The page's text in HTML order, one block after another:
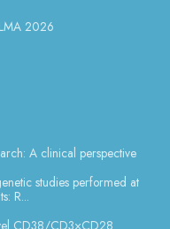
2026
A clinical perspective
studies performed at
R...
CD38/CD3×CD28